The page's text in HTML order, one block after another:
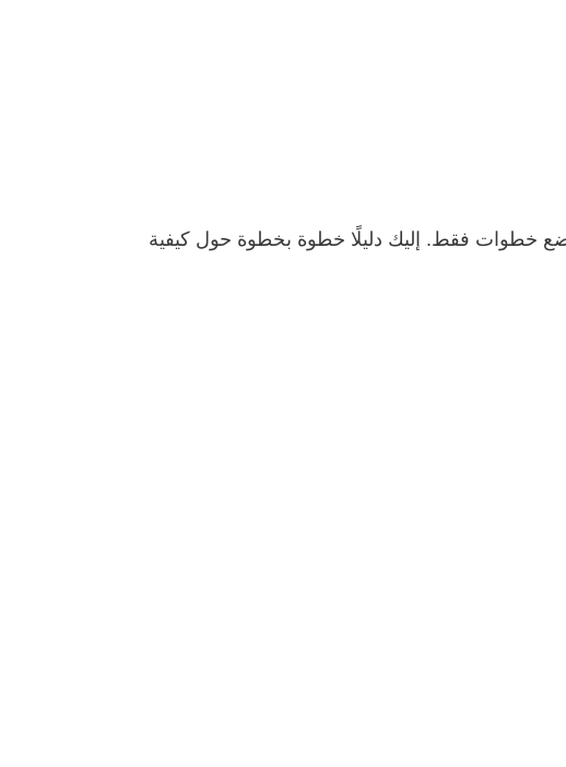
خطوات فقط. إليك دليلًا خطوة بخطوة حول كيفية